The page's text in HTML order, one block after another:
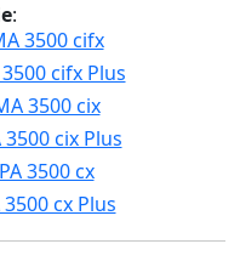
:
3500 cifx
cifx Plus
3500 cix
3500 cix Plus
3500 cx
3500 cx Plus